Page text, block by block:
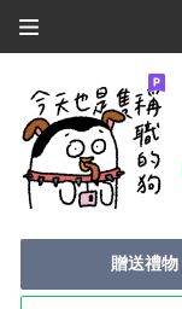
贈送禮物